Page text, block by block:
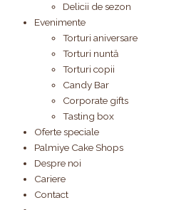
Delicii de sezon
Evenimente
Torturi aniversare
Torturi nuntă
Torturi copii
Candy Bar
Corporate gifts
Tasting box
Oferte speciale
Palmiye Cake Shops
Despre noi
Cariere
Contact